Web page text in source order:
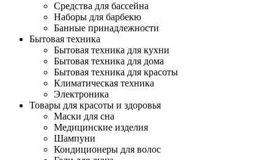
Средства для бассейна
Наборы для барбекю
Банные принадлежности
Бытовая техника
Бытовая техника для кухни
Бытовая техника для дома
Бытовая техника для красоты
Климатическая техника
Электроника
Товары для красоты и здоровья
Маски для сна
Медицинские изделия
Шампуни
Кондиционеры для волос